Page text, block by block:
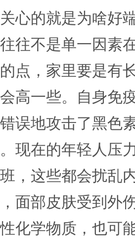
心的就是为啥好
往不是单一因素
点，家里要是有
高一些。自身免
误地攻击了黑色
现在的年轻人压
，这些都会扰乱
面部皮肤受到外
化学物质，也可